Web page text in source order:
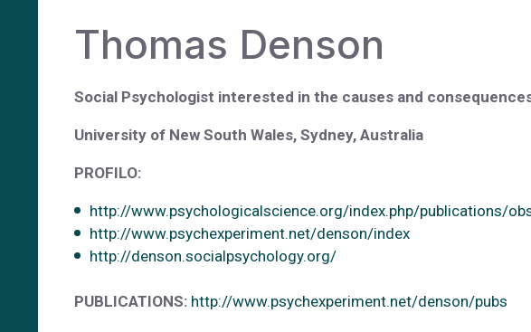
Thomas Denson
Social Psychologist interested in the causes and
University of New South Wales, Sydney, Australia
PROFILO:
http://www.psychologicalscience.org/index.php/publications/
http://www.psychexperiment.net/denson/index
http://denson.socialpsychology.org/
PUBLICATIONS: http://www.psychexperiment.net/denson/pubs